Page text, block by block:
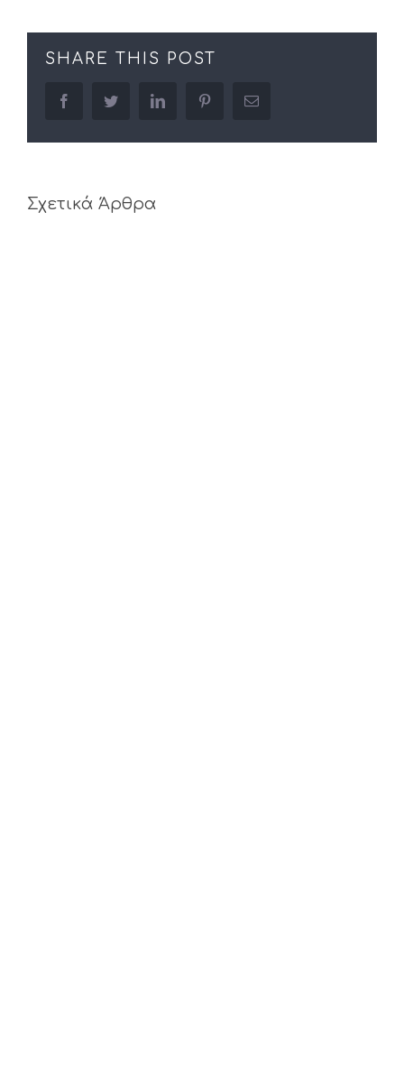
SHARE THIS POST
facebooktwitter linkedin pinterestEmail
Σχετικά Άρθρα